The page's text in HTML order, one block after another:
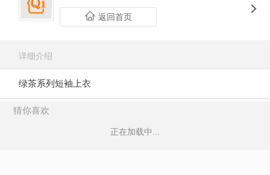
返回首页
详细介绍
绿茶系列短袖上衣
猜你喜欢
正在加载中...